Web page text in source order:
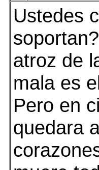
Ustedes
atroz de
mala es
Pero en
quedara